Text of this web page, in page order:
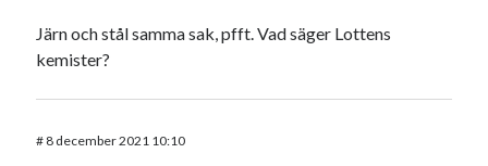
Järn och stål samma sak, pfft. Vad säger Lottens
kemister?
# 8 december 2021 10:10